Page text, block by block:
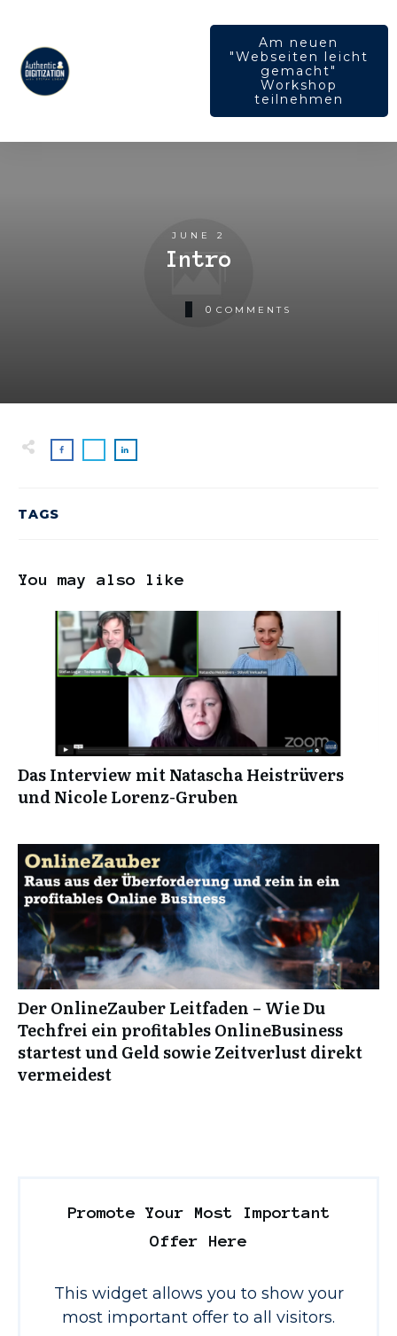
Am neuen
"Webseiten leicht
gemacht"
Workshop
teilnehmen
JUNE 2
Intro
0 COMMENTS
TAGS
You may also like
Das Interview mit Natascha Heistrüvers
und Nicole Lorenz-Gruben
Der OnlineZauber Leitfaden – Wie Du
Techfrei ein profitables OnlineBusiness
startest und Geld sowie Zeitverlust direkt
vermeidest
Promote Your Most Important
Offer Here
This widget allows you to show your
most important offer to all visitors.